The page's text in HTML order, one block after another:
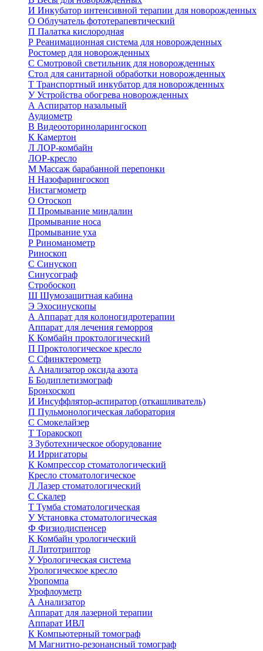
И Инкубатор интенсивной терапии для новорожденных
О Облучатель фототерапевтический
П Палатка кислородная
Р Реанимационная система для новорожденных
Ростомер для новорожденных
С Смотровой светильник для новорожденных
Стол для санитарной обработки новорожденных
Т Транспортный инкубатор для новорожденных
УУстройства обогрева новорожденных
А Аспиратор назальный
Аудиометр
В Видеооториноларингоскоп
К Камертон
Л ЛОР-комбайн
ЛОР-кресло
М Массаж барабанной перепонки
Н Назофарингоскоп
Нистагмометр
О Отоскоп
П Промывание миндалин
Промывание носа
Промывание уха
Р Риноманометр
Риноскоп
С Синускоп
Синусограф
Стробоскоп
Ш Шумозащитная кабина
Э Эхосинускопы
А Аппарат для колоногидротерапии
Аппарат для лечения геморроя
К Комбайн проктологический
П Проктологическое кресло
С Сфинктерометр
А Анализатор оксида азота
Б Бодиплетизмограф
Бронхоскоп
И Инсуффлятор-аспиратор (откашливатель)
П Пульмонологическая лаборатория
С Смокелайзер
Т Торакоскоп
З Зуботехническое оборудование
И Ирригаторы
К Компрессор стоматологический
Кресло стоматологическое
Л Лазер стоматологический
С Скалер
Т Тумба стоматологическая
УУстановка стоматологическая
Ф Физиодиспенсер
К Комбайн урологический
Л Литотриптор
УУрологическая система
Урологическое кресло
Уропомпа
Урофлоуметр
А Анализатор
Аппарат для лазерной терапии
Аппарат ИВЛ
К Компьютерный томограф
М Магнитно-резонансный томограф